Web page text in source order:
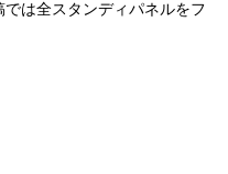
は全スタンディパネルをフ